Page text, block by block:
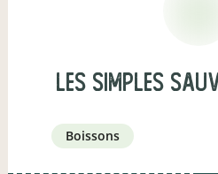
Les Simples
boissons